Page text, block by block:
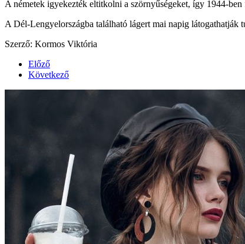
A németek igyekezték eltitkolni a szörnyűségeket, így 1944-
A Dél-Lengyelországba található lágert mai napig
Szerző: Kormos Viktória
Előző
Következő